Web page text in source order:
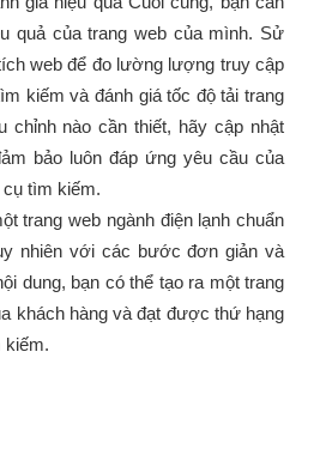
quả của trang web của mình. Sử
web để đo lường lượng truy cập
kiếm và đánh giá tốc độ tải trang
chỉnh nào cần thiết, hãy cập nhật
bảo luôn đáp ứng yêu cầu của
tìm kiếm.
trang web ngành điện lạnh chuẩn
nhiên với các bước đơn giản và
dung, bạn có thể tạo ra một trang
khách hàng và đạt được thứ hạng
kiếm.